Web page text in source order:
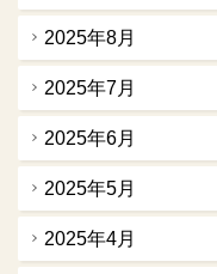
2025年8月
2025年7月
2025年6月
2025年5月
2025年4月